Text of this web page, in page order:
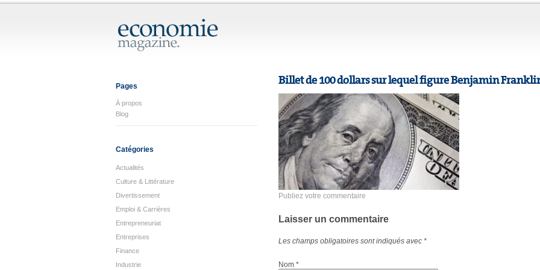
Pages
À propos
Blog
Catégories
Actualités
Culture & Littérature
Divertissement
Emploi & Carrières
Entrepreneuriat
Entreprises
Finance
Industrie
Billet de 100 dollars sur lequel figure Benjamin
Publiez votre commentaire
Laisser un commentaire
Les champs obligatoires sont indiqués avec *
Nom *